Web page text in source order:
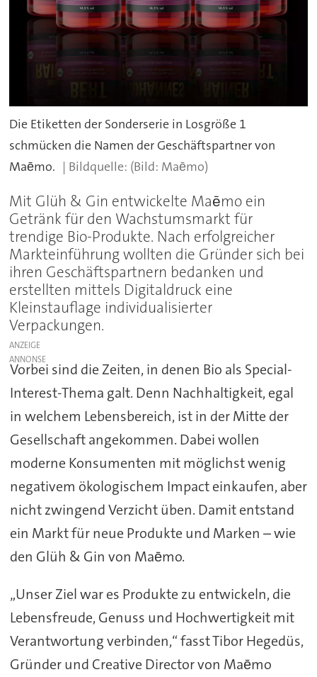
Die Etiketten der Sonderserie in Losgröße 1
schmücken die Namen der Geschäftspartner von
Maēmo.
(Bild: Maēmo)
Mit Glüh & Gin entwickelte Maēmo ein
Getränk für den Wachstumsmarkt für
trendige Bio-Produkte. Nach erfolgreicher
Markteinführung wollten die Gründer sich bei
ihren Geschäftspartnern bedanken und
erstellten mittels Digitaldruck eine
Kleinstauflage individualisierter
Verpackungen.
ANZEIGE
Vorbei sind die Zeiten, in denen Bio als Special-
Interest-Thema galt. Denn Nachhaltigkeit, egal
in welchem Lebensbereich, ist in der Mitte der
Gesellschaft angekommen. Dabei wollen
moderne Konsumenten mit möglichst wenig
negativem ökologischem Impact einkaufen, aber
nicht zwingend Verzicht üben. Damit entstand
ein Markt für neue Produkte und Marken – wie
den Glüh & Gin von Maēmo.
„Unser Ziel war es Produkte zu entwickeln, die
Lebensfreude, Genuss und Hochwertigkeit mit
Verantwortung verbinden,“ fasst Tibor Hegedüs,
Gründer und Creative Director von Maēmo